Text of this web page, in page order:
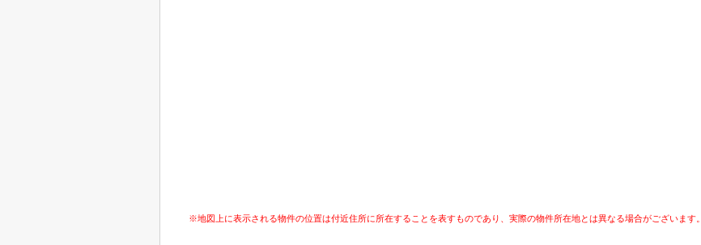
※地図上に表示される物件の位置は付近住所に所在することを表すものであり、実際の物件所在地とは異なる場合がございます。